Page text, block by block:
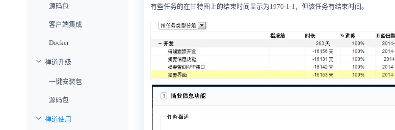
源码包
客户端集成
Docker
禅道升级
一键安装包
源码包
禅道使用
有些任务的在甘特图上的结束时间显示为1970-1-1，但该任务有结束时间。